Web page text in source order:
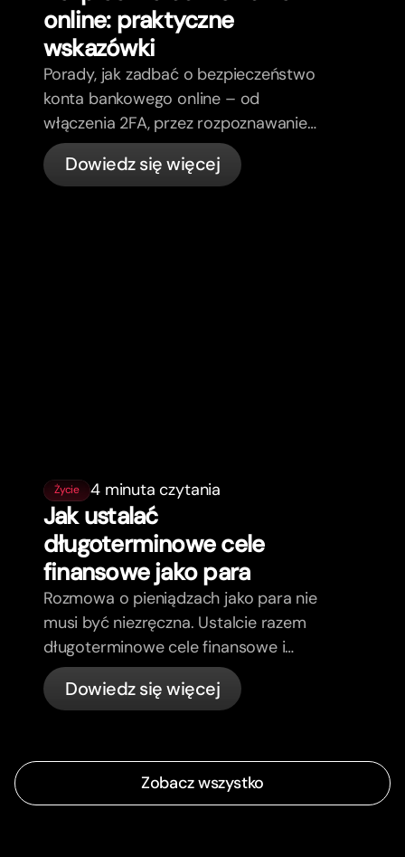
online: praktyczne
wskazówki
Porady, jak zadbać o bezpieczeństwo
konta bankowego online – od
włączenia 2FA, przez rozpoznawanie
phishing, kontrolę kart, aż po to, co
bunq załatwia automatycznie.
Dowiedz się więcej
Życie 4 minuta czytania
Jak ustalać
długoterminowe cele
finansowe jako para
Rozmowa o pieniądzach jako para nie
musi być niezręczna. Ustalcie razem
długoterminowe cele finansowe i
poczujcie się bardziej zgodni.
Dowiedz się więcej
Zobacz wszystko